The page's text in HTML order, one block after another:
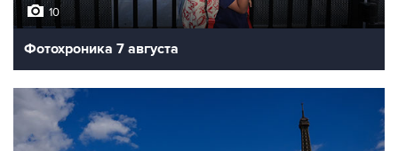
10
Фотохроника 7 августа